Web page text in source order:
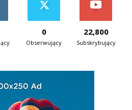
0
Obserwujący
22,800
Subskrybujący